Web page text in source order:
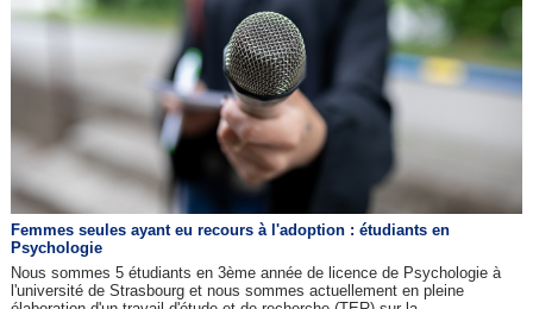
Femmes seules ayant eu recours à l'adoption : étudiants en
Psychologie
Nous sommes 5 étudiants en 3ème année de licence de Psychologie à
l'université de Strasbourg et nous sommes actuellement en pleine